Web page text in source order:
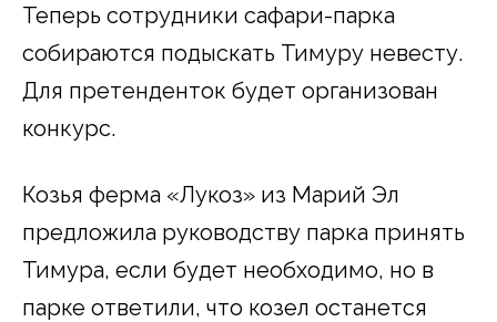
Теперь сотрудники сафари-парка
собираются подыскать Тимуру невесту.
Для претенденток будет организован
конкурс.
Козья ферма «Лукоз» из Марий Эл
предложила руководству парка принять
Тимура, если будет необходимо, но в
парке ответили, что козел останется